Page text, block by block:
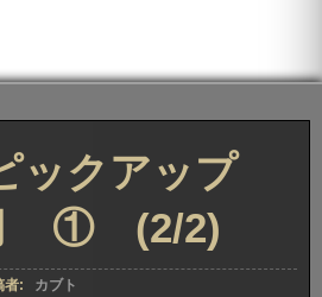
ックアップ
① (2/2)
者: カブト